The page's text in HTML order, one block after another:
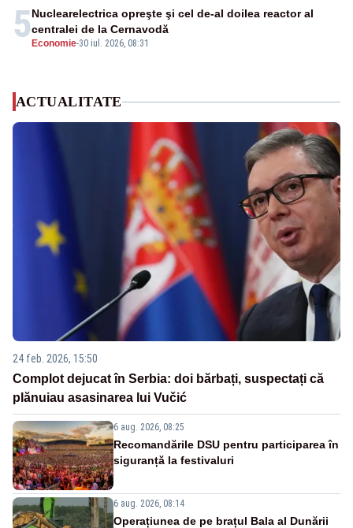
5 Economie-30 iul. 2026, 08:31
Nuclearelectrica opreşte şi cel de-al doilea reactor al
centralei de la Cernavodă
ACTUALITATE
24 feb. 2026, 15:50
Complot dejucat în Serbia: doi bărbați, suspectați că
plănuiau asasinarea lui Vučić
6 aug. 2026, 08:25
Recomandările DSU pentru participarea în
siguranță la festivaluri
6 aug. 2026, 08:14
Operațiunea de pe brațul Bala al Dunării